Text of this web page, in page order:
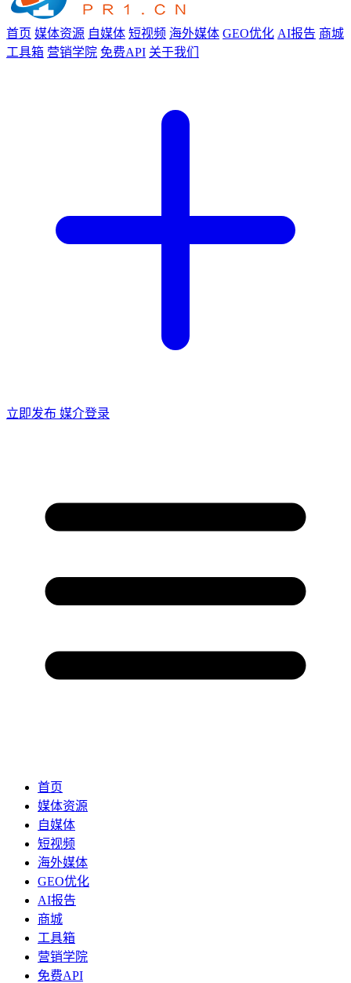
首页 媒体资源 自媒体 短视频 海外媒体 GEO优化 AI报告 商城
工具箱 营销学院 免费API 关于我们
立即发布 媒介登录
首页
媒体资源
自媒体
短视频
海外媒体
GEO优化
AI报告
商城
工具箱
营销学院
免费API